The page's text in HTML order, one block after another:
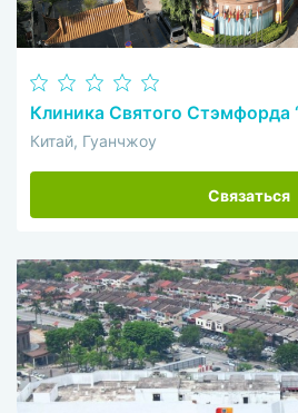
Клиника Святого Стэмфорда
Китай, Гуанчжоу
Связаться